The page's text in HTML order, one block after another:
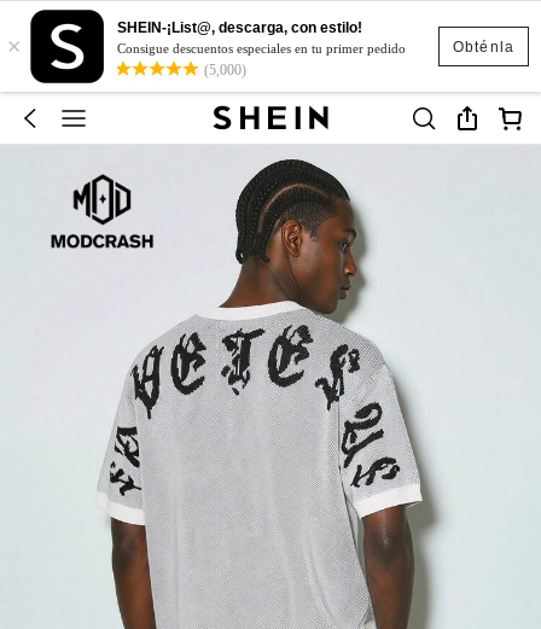
Obténla
×
SHEIN-¡List@, descarga, con estilo!
Consigue descuentos especiales en tu primer pedido
(5,000)